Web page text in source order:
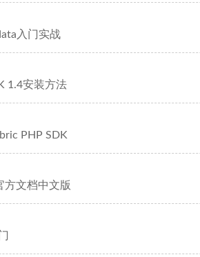
入门实战
1.4安装方法
PHP SDK
方文档中文版